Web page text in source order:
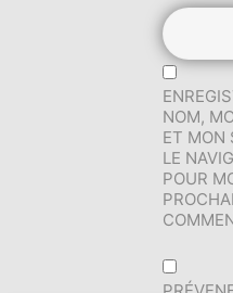
NOM,
ET MON
LE
POUR